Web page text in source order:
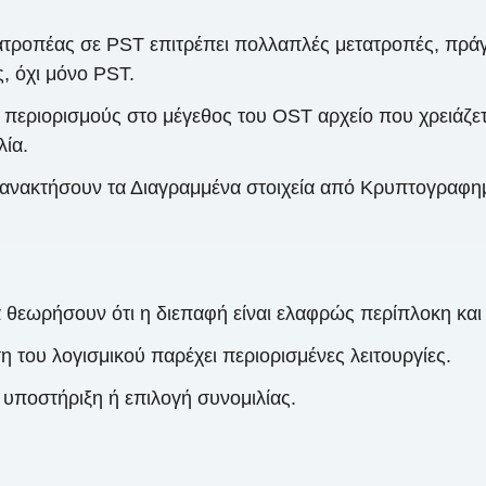
σε PST επιτρέπει πολλαπλές μετατροπές,
όχι μόνο PST.
στο μέγεθος του OST αρχείο που
τα Διαγραμμένα στοιχεία από
ότι η διεπαφή είναι ελαφρώς περίπλοκη
λογισμικού παρέχει περιορισμένες λειτουργίες.
ή επιλογή συνομιλίας.